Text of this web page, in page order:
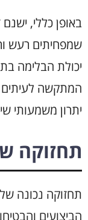
באופן כללי,
שמפחיתים רעש
יכולת הבלימה
המתקשה לעיתים
יתרון משמעותי
תחזוקה
תחזוקה נכונה
הביצועים